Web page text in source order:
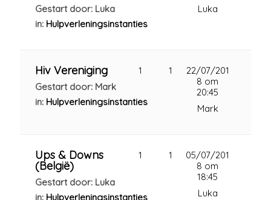
Gestart door: Luka
in: Hulpverleningsinstanties
Luka
Hiv Vereniging
Gestart door: Mark
in: Hulpverleningsinstanties
1 1
22/07/201
8 om
20:45
Mark
Ups & Downs
(België)
Gestart door: Luka
in: Hulpverleningsinstanties
1 1
05/07/201
8 om
18:45
Luka